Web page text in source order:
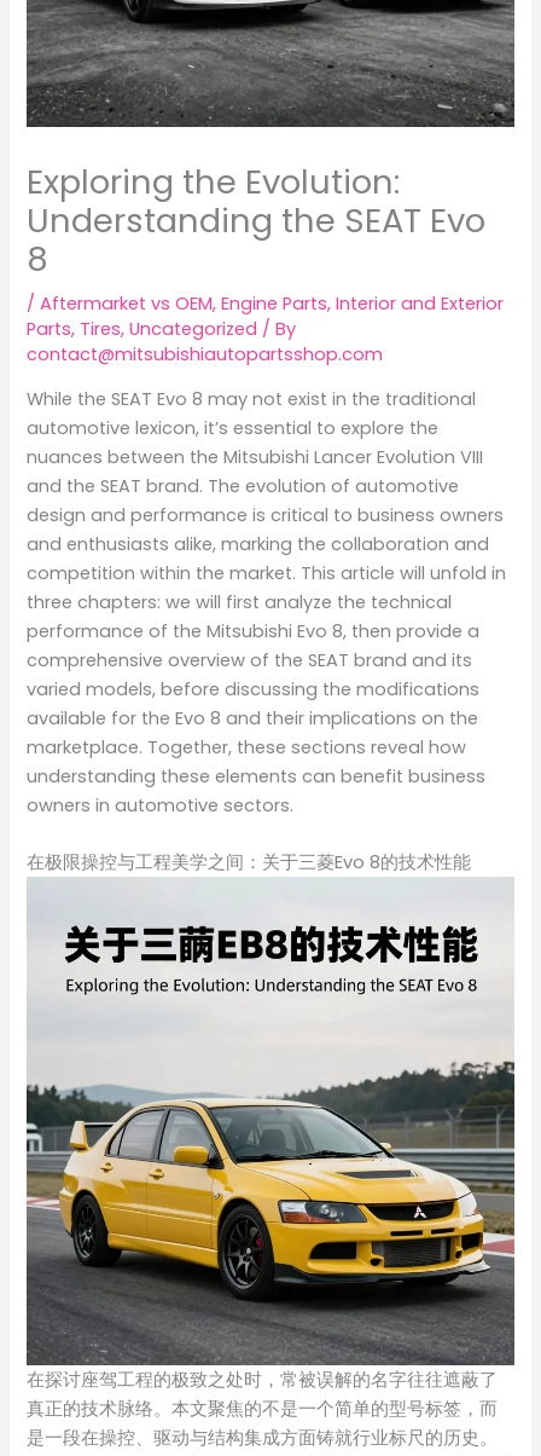
Exploring the Evolution:
Understanding the SEAT Evo
8
/Aftermarket vs OEM,Engine Parts,Interior and Exterior
Parts, Tires,Uncategorized / By
contact@mitsubishiautopartsshop.com
While the SEAT Evo 8 may not exist in the traditional
automotive lexicon, it’s essential to explore the
nuances between the Mitsubishi Lancer Evolution VIII
and the SEAT brand. The evolution of automotive
design and performance is critical to business owners
and enthusiasts alike, marking the collaboration and
competition within the market. This article will unfold in
three chapters: we will first analyze the technical
performance of the Mitsubishi Evo 8, then provide a
comprehensive overview of the SEAT brand and its
varied models, before discussing the modifications
available for the Evo 8 and their implications on the
marketplace. Together, these sections reveal how
understanding these elements can benefit business
owners in automotive sectors.
在极限操控与工程美学之间：关于三菱Evo 8的技术性能
在探讨座驾工程的极致之处时，常被误解的名字往往遮蔽了
真正的技术脉络。本文聚焦的不是一个简单的型号标签，而
是一段在操控、驱动与结构集成方面铸就行业标尺的历史。